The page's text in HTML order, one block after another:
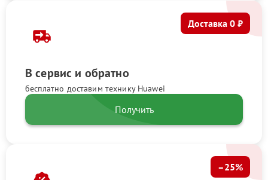
В сервис и обратно
бесплатно доставим технику Huawei
Доставка 0 ₽
Получить
–25%